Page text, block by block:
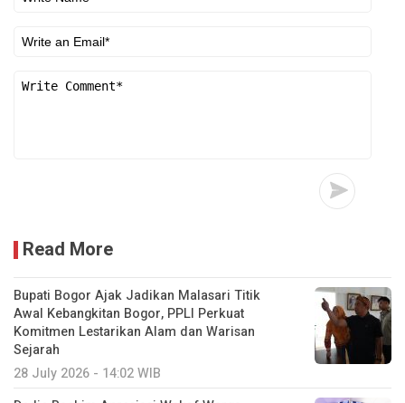
Read More
Bupati Bogor Ajak Jadikan Malasari Titik
Awal Kebangkitan Bogor, PPLI Perkuat
Komitmen Lestarikan Alam dan Warisan
Sejarah
28 July 2026 - 14:02 WIB